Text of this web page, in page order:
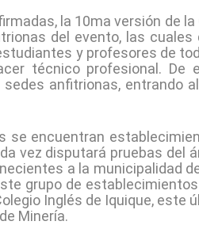
la 10ma versión de
del evento, las
y profesores de
técnico profesional.
anfitrionas, entrando
se encuentran
vez disputará pruebas del
a la municipalidad
grupo de
Inglés de Iquique,
Minería.